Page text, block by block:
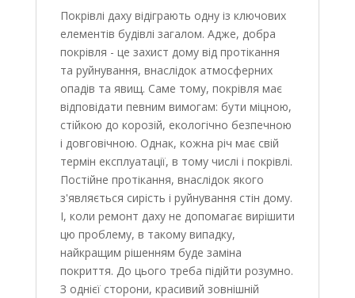
Покрівлі даху відіграють одну із ключових
елементів будівлі загалом. Адже, добра
покрівля - це захист дому від протікання
та руйнування, внаслідок атмосферних
опадів та явищ. Саме тому, покрівля має
відповідати певним вимогам: бути міцною,
стійкою до корозій, екологічно безпечною
і довговічною. Однак, кожна річ має свій
термін експлуатації, в тому числі і покрівлі.
Постійне протікання, внаслідок якого
з'являється сирість і руйнування стін дому.
І, коли ремонт даху не допомагає вирішити
цю проблему, в такому випадку,
найкращим рішенням буде заміна
покриття. До цього треба підійти розумно.
З однієї сторони, красивий зовнішній